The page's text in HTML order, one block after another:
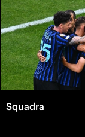
Squadra